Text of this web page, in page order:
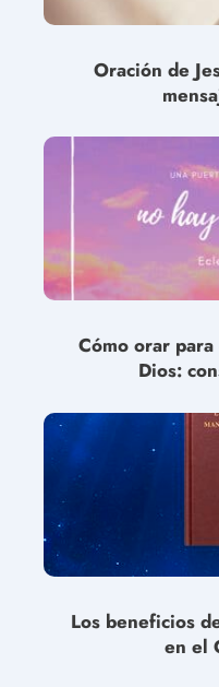
Oración de
Cómo orar
Dios:
Los beneficios
en el